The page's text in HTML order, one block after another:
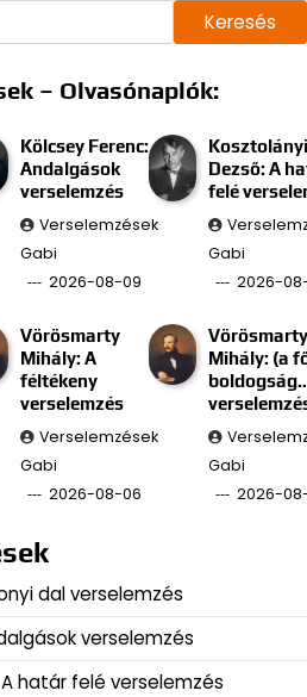
Keresés
– Olvasónaplók:
Kölcsey Ferenc:
Andalgások
verselemzés
Verselemzések
Gabi
2026-08-09
Kosztolányi
Dezső: A
felé
Gabi
2026-
Vörösmarty
Mihály: A
féltékeny
verselemzés
Verselemzések
Gabi
2026-08-06
Vörösmarty
Mihály: (a
Gabi
2026-
dal verselemzés
verselemzés
határ felé verselemzés